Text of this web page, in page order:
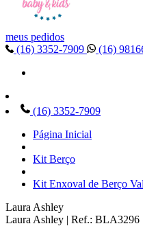
meus pedidos
(16) 3352-7909
(16)
(16) 3352-7909
Página Inicial
Kit Berço
Kit Enxoval de Berço
Laura Ashley
Laura Ashley | Ref.: BLA3296